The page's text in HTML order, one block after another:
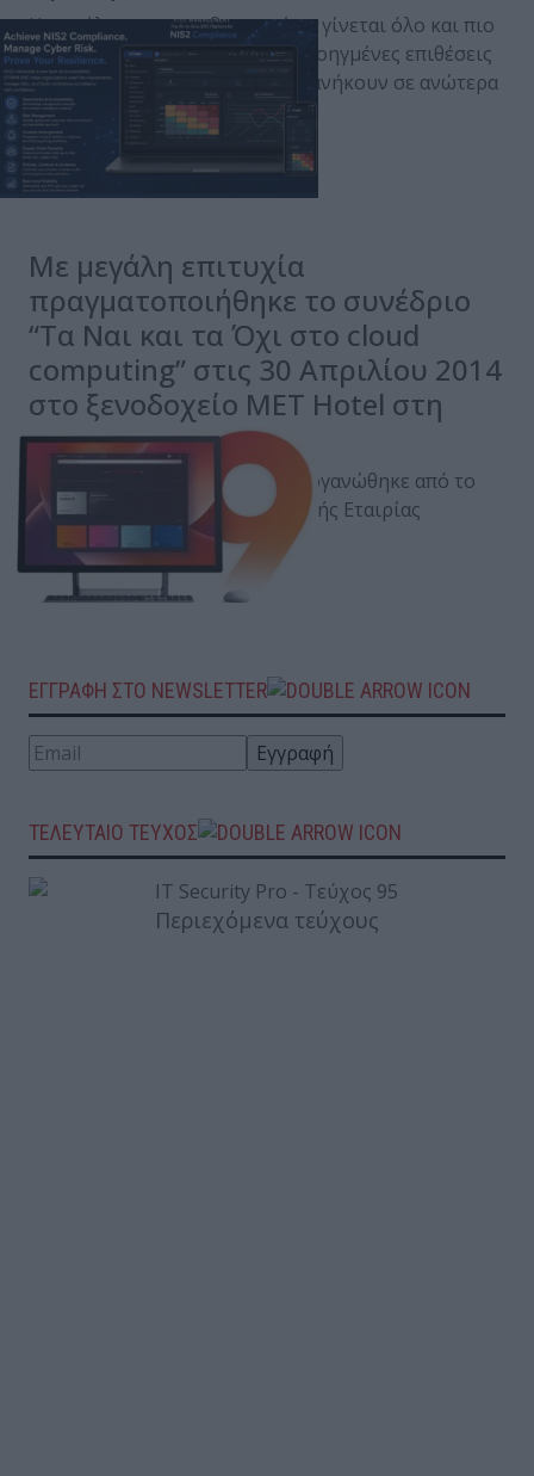
Η ασφάλεια στον κυβερνοχώρο γίνεται όλο και πιο
περίπλοκη, ενώ ταυτόχρονα προηγμένες επιθέσεις
στοχεύουν λογαριασμούς που ανήκουν σε ανώτερα
στελέχη,…
Posted on 17 Δεκ 2020
Με μεγάλη επιτυχία
πραγματοποιήθηκε το συνέδριο
“Τα Ναι και τα Όχι στο cloud
computing” στις 30 Απριλίου 2014
στο ξενοδοχείο MET Hotel στη
Θεσσαλονίκη.
Την εκδήλωση η οποία συνδιοργανώθηκε από το
Τμήμα Μακεδονίας της Ελληνικής Εταιρίας
Διοίκησης Επιχειρήσεων
Posted on 08 Μάι 2014
ΕΓΓΡΑΦΗ ΣΤΟ NEWSLETTER
ΤΕΛΕΥΤΑΙΟ ΤΕΥΧΟΣ
Περιεχόμενα τεύχους